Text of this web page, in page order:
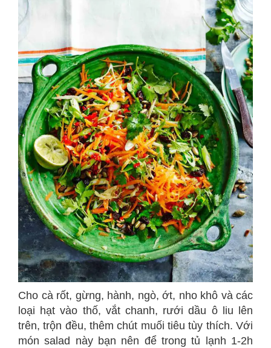
Cho cà rốt, gừng, hành, ngò, ớt, nho khô và các
loại hạt vào thố, vắt chanh, rưới dầu ô liu lên
trên, trộn đều, thêm chút muối tiêu tùy thích. Với
món salad này bạn nên để trong tủ lạnh 1-2h